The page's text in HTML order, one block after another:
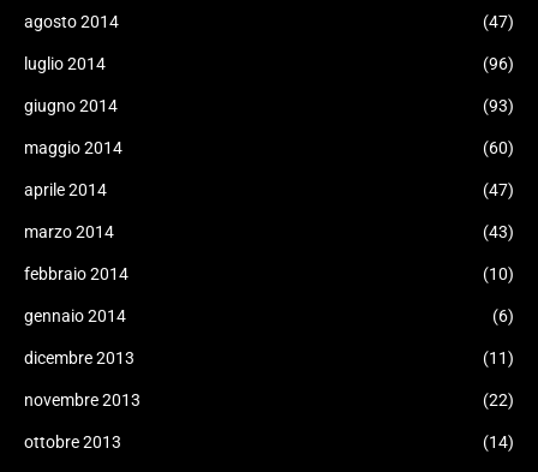
agosto 2014 (47)
luglio 2014 (96)
giugno 2014 (93)
maggio 2014 (60)
aprile 2014 (47)
marzo 2014 (43)
febbraio 2014 (10)
gennaio 2014 (6)
dicembre 2013 (11)
novembre 2013 (22)
ottobre 2013 (14)